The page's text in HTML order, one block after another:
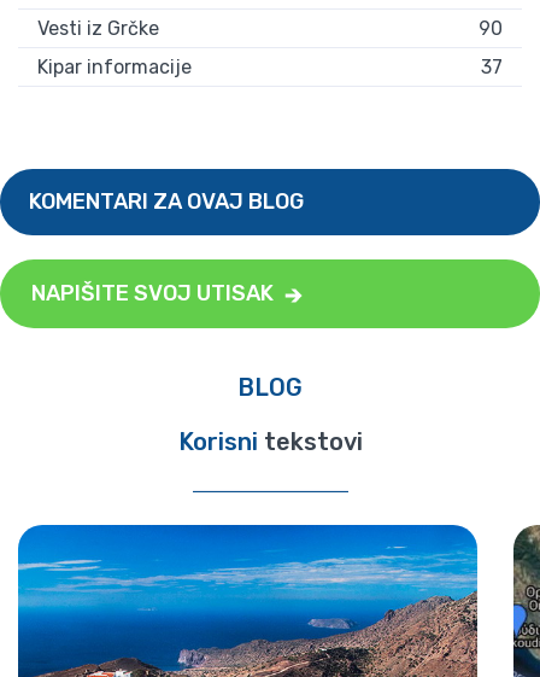
Vesti iz Grčke
90
Kipar informacije
37
KOMENTARI ZA OVAJ BLOG
NAPIŠITE SVOJ UTISAK
BLOG
Korisni tekstovi